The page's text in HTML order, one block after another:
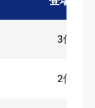
3件
2件